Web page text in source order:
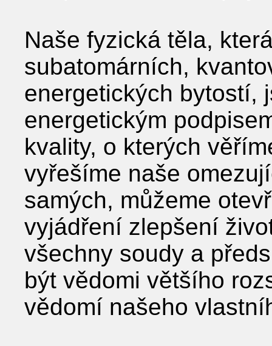
Naše fyzická těla,
subatomárních,
energetických bytostí,
energetickým
kvality, o kterých
vyřešíme naše
samých, můžeme
vyjádření zlepšení
všechny soudy a
být vědomi většího
vědomí našeho